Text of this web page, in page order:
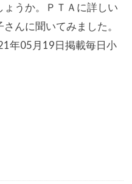
うか。ＰＴＡに詳しい
んに聞いてみました。
年05月19日掲載毎日小